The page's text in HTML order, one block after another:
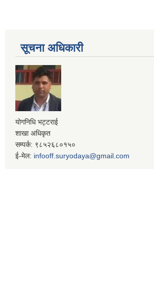
सूचना अधिकारी
योगनिधि भट्टराई
शाखा अधिकृत
सम्पर्क: ९८५२६८०१५०
ई-मेल: infooff.suryodaya@gmail.com